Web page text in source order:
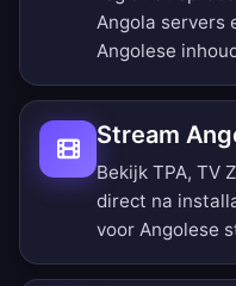
Angola servers
Angolese
Stream
Bekijk TPA, TV
direct na
voor Angolese